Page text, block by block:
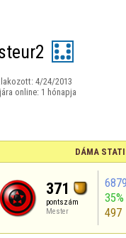
4/24/2013
online: 1 hónapja
DÁMA
371
pontszám
Mester
6879
35%
497